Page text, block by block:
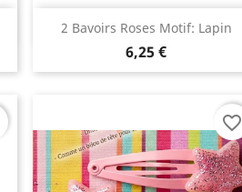
2 Bavoirs Roses Motif: Lapin
6,25 €
Aperçu rapide
favorite_border